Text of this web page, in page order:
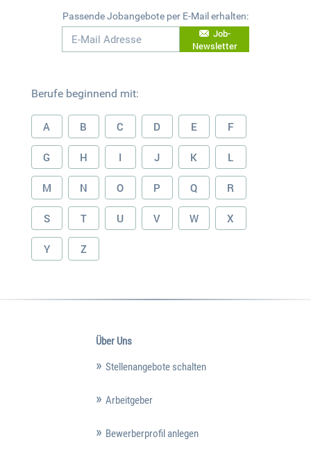
Passende Jobangebote per E-Mail erhalten:
Job-
Newsletter
Berufe beginnend mit:
A B C D E F
G H I J K L
M N O P Q R
S T U V W X
Y Z
Über Uns
Stellenangebote schalten
Arbeitgeber
Bewerberprofil anlegen